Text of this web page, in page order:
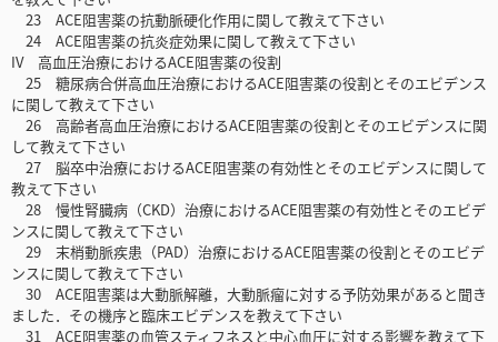
23 ACE阻害薬の抗動脈硬化作用に関して教えて下さい
24 ACE阻害薬の抗炎症効果に関して教えて下さい
IV 高血圧治療におけるACE阻害薬の役割
25 糖尿病合併高血圧治療におけるACE阻害薬の役割とそのエビデンス
に関して教えて下さい
26 高齢者高血圧治療におけるACE阻害薬の役割とそのエビデンスに関
して教えて下さい
27 脳卒中治療におけるACE阻害薬の有効性とそのエビデンスに関して
教えて下さい
28 慢性腎臓病（CKD）治療におけるACE阻害薬の有効性とそのエビデ
ンスに関して教えて下さい
29 末梢動脈疾患（PAD）治療におけるACE阻害薬の役割とそのエビデ
ンスに関して教えて下さい
30 ACE阻害薬は大動脈解離，大動脈瘤に対する予防効果があると聞き
ました．その機序と臨床エビデンスを教えて下さい
31 ACE阻害薬の血管スティフネスと中心血圧に対する影響を教えて下